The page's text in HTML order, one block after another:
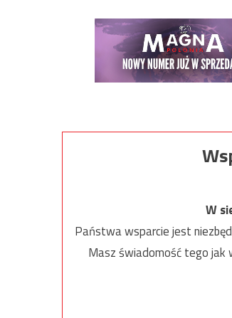
W
Państwa wsparcie jest
Masz świadomość tego jak